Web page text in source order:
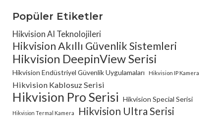
Popüler Etiketler
Hikvision AI Teknolojileri
Hikvision Akıllı Güvenlik Sistemleri
Hikvision DeepinView Serisi
Hikvision Endüstriyel Güvenlik Uygulamaları Hikvision IP Kamera
Hikvision Kablosuz Serisi
Hikvision Pro Serisi Hikvision Special Serisi
Hikvision Termal Kamera Hikvision Ultra Serisi